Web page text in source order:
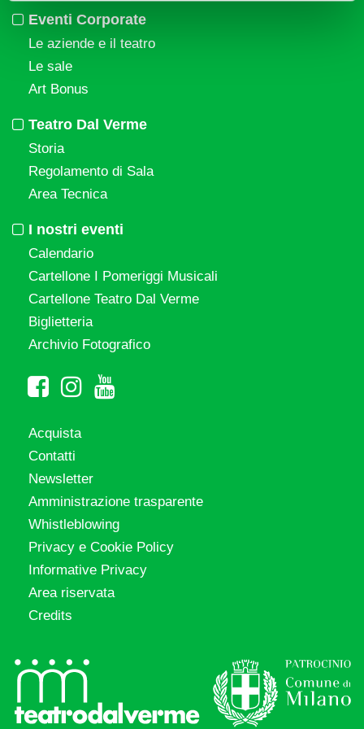
Eventi Corporate
Le aziende e il teatro
Le sale
Art Bonus
Teatro Dal Verme
Storia
Regolamento di Sala
Area Tecnica
I nostri eventi
Calendario
Cartellone I Pomeriggi Musicali
Cartellone Teatro Dal Verme
Biglietteria
Archivio Fotografico
Acquista
Contatti
Newsletter
Amministrazione trasparente
Whistleblowing
Privacy e Cookie Policy
Informative Privacy
Area riservata
Credits